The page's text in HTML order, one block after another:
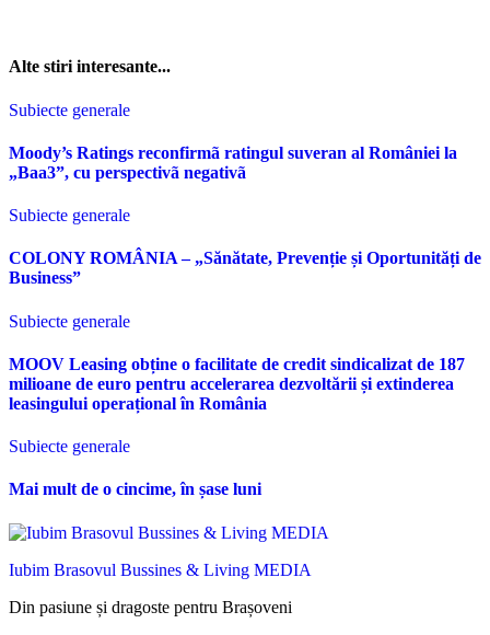
Alte stiri interesante...
Subiecte generale
Moody’s Ratings reconfirmã ratingul suveran al României la
„Baa3”, cu perspectivã negativã
Subiecte generale
COLONY ROMÂNIA – „Sănătate, Prevenție și Oportunități de
Business”
Subiecte generale
MOOV Leasing obține o facilitate de credit sindicalizat de 187
milioane de euro pentru accelerarea dezvoltării și extinderea
leasingului operațional în România
Subiecte generale
Mai mult de o cincime, în șase luni
Iubim Brasovul Bussines & Living MEDIA
Din pasiune și dragoste pentru Brașoveni